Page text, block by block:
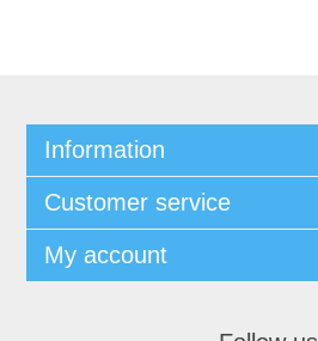
Information
Customer service
My account